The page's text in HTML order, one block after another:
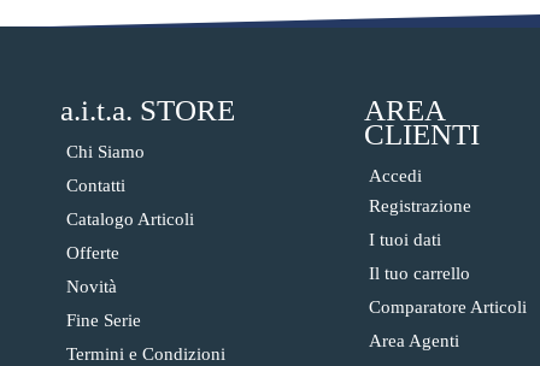
a.i.t.a. STORE
Chi Siamo
Contatti
Catalogo Articoli
Offerte
Novità
Fine Serie
Termini e Condizioni
AREA
CLIENTI
Accedi
Registrazione
I tuoi dati
Il tuo carrello
Comparatore Articoli
Area Agenti